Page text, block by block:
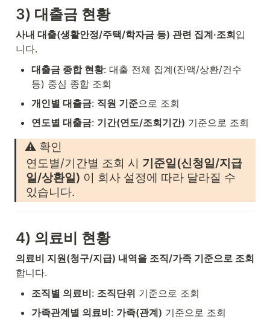
3) 대출금 현황
사내 대출(생활안정/주택/학자금 등) 관련 집계·조회입
니다.
대출금 종합 현황: 대출 전체 집계(잔액/상환/건수
등) 중심 종합 조회
개인별 대출금: 직원 기준으로 조회
연도별 대출금: 기간(연도/조회기간) 기준으로 조회
⚠️ 확인
연도별/기간별 조회 시 기준일(신청일/지급
일/상환일) 이 회사 설정에 따라 달라질 수
있습니다.
4) 의료비 현황
의료비 지원(청구/지급) 내역을 조직/가족 기준으로 조회
합니다.
조직별 의료비: 조직단위 기준으로 조회
가족관계별 의료비: 가족(관계) 기준으로 조회